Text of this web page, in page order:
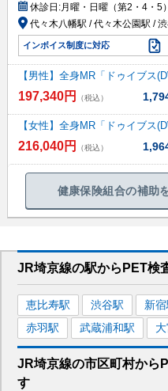
休診日:月曜・日曜（第2・4・5
代々木八幡駅 / 代々木公園駅 /
インボイス制度に対応
【男性】全身MR「ドゥイブス
197,340円 （税込）
【女性】全身MR「ドゥイブス
216,040円 （税込）
健康保険組合の補助
JR埼京線の駅から PET検
恵比寿駅 渋谷駅 新宿
赤羽駅 武蔵浦和駅
JR埼京線の市区町村から
す